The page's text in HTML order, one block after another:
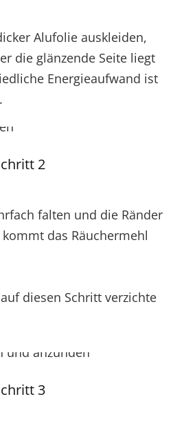
Alufolie auskleiden,
die glänzende Seite liegt
Energieaufwand ist
2
falten und die Ränder
das Räuchermehl
diesen Schritt verzichte
3